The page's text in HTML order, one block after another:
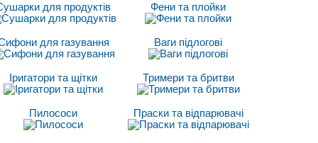
для продуктів Фени та плойки
для газування Ваги підлогові
Іригатори та щітки Тримери та бритви
Пилососи Праски та відпарювачі